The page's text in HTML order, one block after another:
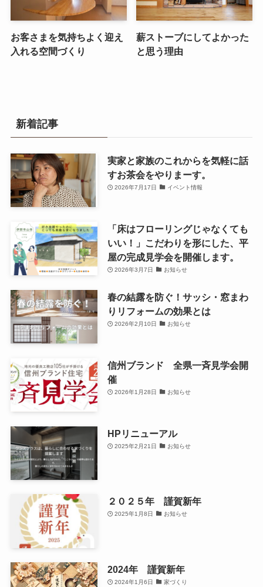
お客さまを気持ちよく迎え
入れる空間づくり
薪ストーブにしてよかった
と思う理由
新着記事
実家と家族のこれからを気軽に話
すお茶会をやりまーす。
2026年7月17日 イベント情報
「床はフローリングじゃなくても
いい！」こだわりを形にした、平
屋の完成見学会を開催します。
2026年3月7日 お知らせ
春の結露を防ぐ！サッシ・窓まわ
りリフォームの効果とは
2026年2月10日 お知らせ
信州ブランド 全県一斉見学会開
催
2026年1月28日 お知らせ
HPリニューアル
2025年2月21日 お知らせ
２０２５年 謹賀新年
2025年1月8日 お知らせ
2024年 謹賀新年
2024年1月6日 家づくり